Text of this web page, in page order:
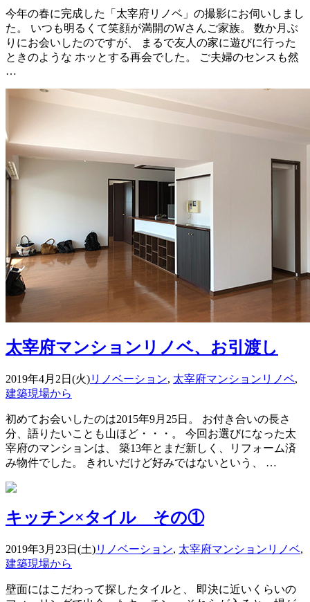
今年の春に完成した「太宰府リノベ」の撮影にお伺いしまし
た。 いつも明るくて笑顔が満開のWさんご家族。 数か月ぶ
りにお会いしたのですが、 まるで友人の家に遊びに行った
ときのような ホッとする再会でした。 ご夫婦のセンスも然
…
太宰府マンションリノベ、お引渡し
2019年4月2日(火)リノベーション, 太宰府マンションリノベ,
建築現場から
初めてお会いしたのは2015年9月25日。 お付き合いの長さ
分、語りたいことも山ほど・・・。 今回お選びになった太
宰府のマンションは、 築13年とまだ新しく、リフォーム済
み物件でした。 きれいだけど好みではないという、 …
キッチン×タイル その①
2019年3月23日(土)リノベーション, 太宰府マンションリノベ,
建築現場から
壁面にはこだわって探したタイルと、 即決に近いくらいの